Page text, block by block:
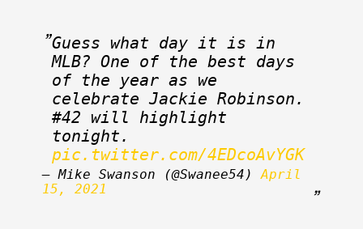
Guess what day it is in
MLB? One of the best days
of the year as we
celebrate Jackie Robinson.
#42 will highlight
pic.twitter.com/4EDcoAvYGK
— Mike Swanson (@Swanee54) April
15, 2021